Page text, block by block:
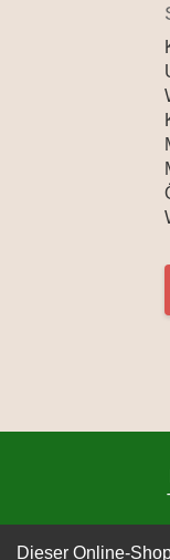
Dieser Online-